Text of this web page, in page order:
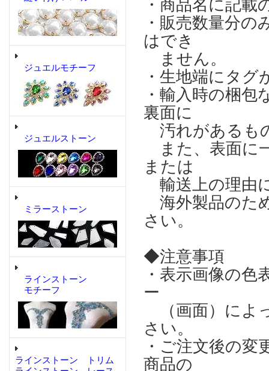
ジュエルモチーフ
ジュエルストーン
ミラーストーン
ラインストーン
モチーフ
ラインストーン トリム
・商品名に記
・販売数量分
はでき
ません。
・生地端にタ
・輸入時の梱
裏面に
汚れがあるも
また、表面に
または
輸送上の理由
海外製品のた
さい。
◆注意事項
・表示画像の
ー
（画面）によ
さい。
・ご注文後の
商品の